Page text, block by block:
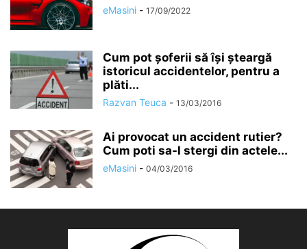
eMasini - 17/09/2022
Cum pot şoferii să îşi şteargă
istoricul accidentelor, pentru a
plăti...
Razvan Teuca - 13/03/2016
Ai provocat un accident rutier?
Cum poti sa-l stergi din actele...
eMasini - 04/03/2016